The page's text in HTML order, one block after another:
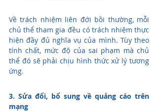
Về trách nhiệm liên đới bồi thường, mỗi
chủ thể tham gia đều có trách nhiệm thực
hiện đầy đủ nghĩa vụ của mình. Tùy theo
tính chất, mức độ của sai phạm mà chủ
thể đó sẽ phải chịu hình thức xử lý tương
ứng.
3. Sửa đổi, bổ sung về quảng cáo trên
mạng